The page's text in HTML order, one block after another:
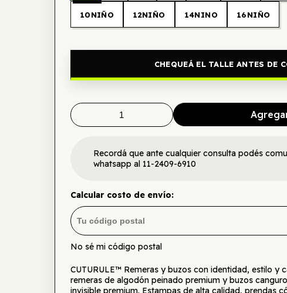
10NIÑO 12NIÑO 14NINO 16NIÑO
CHEQUEÁ EL TALLE ANTES DE
Recordá que ante cualquier consulta podés
whatsapp al 11-2409-6910
Calcular costo de envío:
No sé mi código postal
CUTURULE™ Remeras y buzos con identidad, estilo y
remeras de algodón peinado premium y buzos
invisible premium. Estampas de alta calidad, prendas